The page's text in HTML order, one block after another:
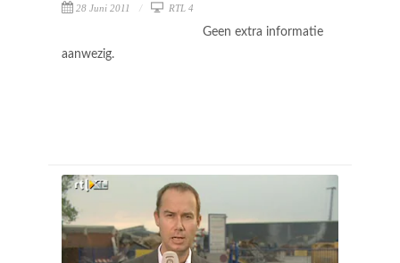
28 Juni 2011 RTL 4
Geen extra informatie
aanwezig.